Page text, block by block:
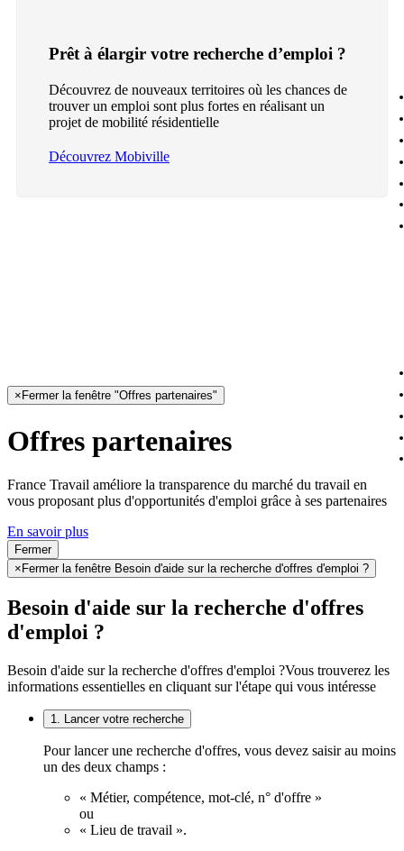
Prêt à élargir votre recherche d’emploi ?
Découvrez de nouveaux territoires où les chances de
trouver un emploi sont plus fortes en réalisant un
projet de mobilité résidentielle
Découvrez Mobiville
× Fermer la fenêtre "Offres partenaires"
Offres partenaires
France Travail améliore la transparence du marché du travail en
vous proposant plus d'opportunités d'emploi grâce à ses partenaires
En savoir plus
Fermer
× Fermer la fenêtre Besoin d'aide sur la recherche d'offres d'emploi ?
Besoin d'aide sur la recherche d'offres
d'emploi ?
Besoin d'aide sur la recherche d'offres d'emploi ?Vous trouverez les
informations essentielles en cliquant sur l'étape qui vous intéresse
1. Lancer votre recherche
Pour lancer une recherche d'offres, vous devez saisir au moins
un des deux champs :
« Métier, compétence, mot-clé, n° d'offre »
ou
« Lieu de travail ».